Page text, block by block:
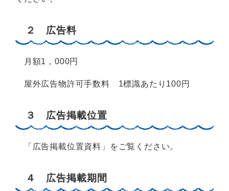
２ 広告料
月額1，000円
屋外広告物許可手数料 1標識あたり100円
３ 広告掲載位置
「広告掲載位置資料」をご覧ください。
４ 広告掲載期間